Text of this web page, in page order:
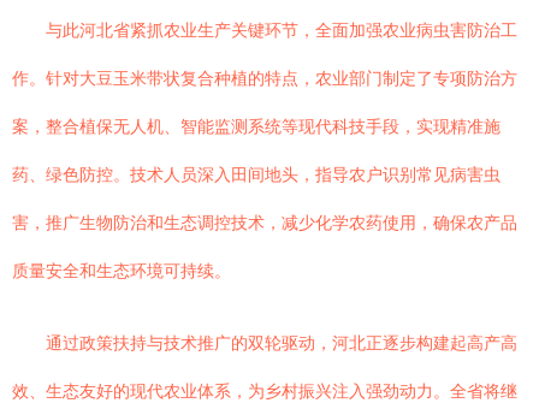
与此河北省紧抓农业生产关键环节，全面加强农业病虫害防治工
作。针对大豆玉米带状复合种植的特点，农业部门制定了专项防治方
案，整合植保无人机、智能监测系统等现代科技手段，实现精准施
药、绿色防控。技术人员深入田间地头，指导农户识别常见病害虫
害，推广生物防治和生态调控技术，减少化学农药使用，确保农产品
质量安全和生态环境可持续。
通过政策扶持与技术推广的双轮驱动，河北正逐步构建起高产高
效、生态友好的现代农业体系，为乡村振兴注入强劲动力。全省将继